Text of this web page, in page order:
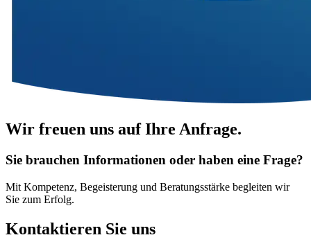
Wir freuen uns auf Ihre Anfrage.
Sie brauchen Informationen oder haben eine Frage?
Mit Kompetenz, Begeisterung und Beratungsstärke begleiten wir
Sie zum Erfolg.
Kontaktieren Sie uns